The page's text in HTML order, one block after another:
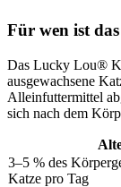
Für wen ist
Das Lucky Lou®
ausgewachsene
Alleinfuttermittel
sich nach dem
3–5 % des
Katze pro Tag